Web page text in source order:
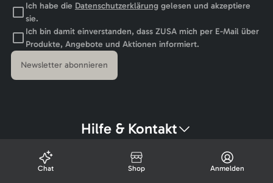
Ich habe die Datenschutzerklärunggelesen und akzeptiere
sie.
Ich bin damit einverstanden, dass ZUSA mich per E-Mail über
Produkte, Angebote und Aktionen informiert.
Newsletter abonnieren
Hilfe & Kontakt
Chat Shop Anmelden